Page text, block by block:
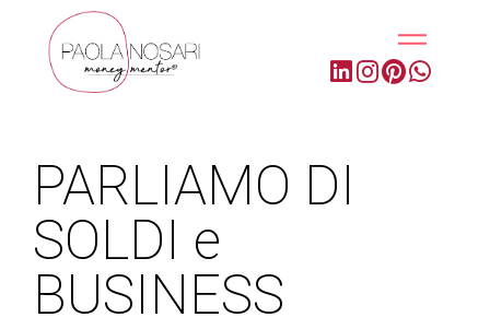
PARLIAMO DI
SOLDI e
BUSINESS